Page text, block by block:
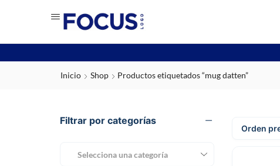
Inicio Shop Productos etiquetados “mug datten”
Filtrar por categorías
Selecciona una categoría